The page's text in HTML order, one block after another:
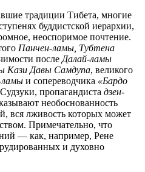
традиции Тибета, многие
буддистской иерархии,
неоспоримое почтение.
Панчен-ламы, Тубтена
после Далай-ламы
Кази Давы Самдупа, великого
ламы и сопереводчика «Бардо
пропагандиста дзен-
необоснованность
вся лживость которых может
Примечательно, что
— как, например, Рене
и духовно